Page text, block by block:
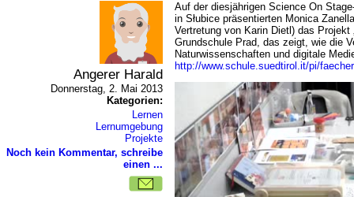
Angerer Harald
Donnerstag, 2. Mai 2013
Kategorien:
Lernen
Lernumgebung
Projekte
Noch kein Kommentar, schreibe
einen ...
Auf der diesjährigen Science On
in Słubice präsentierten Monica
Vertretung von Karin Dietl) das Projekt
Grundschule Prad, das zeigt, wie die
Naturwissenschaften und digitale
http://www.schule.suedtirol.it/pi/